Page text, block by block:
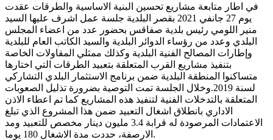
في اطار متابعة مشاريع تحسين البنية الاساسية والطرقات عقدت
يوم 27 جانفي 2021 بقصر البلدية جلسة عمل اشرف عليها السيد
منير اللومي رئيس بلدية صفاقس بحضور عدد من اعضاء المجلس
البلدي وعدد من رؤساء الدوائر البلدية والسيد الكاتب العام للبلدية
وإطارات المصالح الفنية البلدية وكذلك ممثلي المقاولات الخاصة
بتنفيذ مشاريع القرب المتعلقة بتعبيد الطرقات التي اختارها
متساكنوا المنطقة البلدية ضمن برنامج الاستثمار البلدي التشاركي
لسنة 2019.وخلال الجلسة تمت التوصية بضرورة تذليل الصعوبات
المتعلقة بالتدخلات الفنية لتنفيذ هذه المشاريع كما تم اعطاء الاذن
الاداري بانطلاق اشغال التعبيد ضمن هذا المشروع الذي تبلغ
الاعتمادات المرصودة له قرابة 3.4 مليون دينار مخصص للتعبيد ومد
الارصفة، حددت مدة الاشغال 180 يوما.